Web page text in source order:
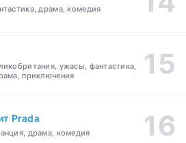
драма, комедия
ужасы, фантастика,
приключения
Prada
драма, комедия